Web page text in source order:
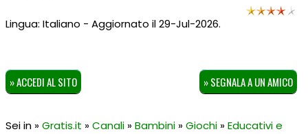
Lingua: Italiano - Aggiornato il 29-Jul-2026.
» ACCEDI AL SITO » SEGNALA A UN AMICO
Sei in »Gratis.it »Canali»Bambini»Giochi»Educativi e